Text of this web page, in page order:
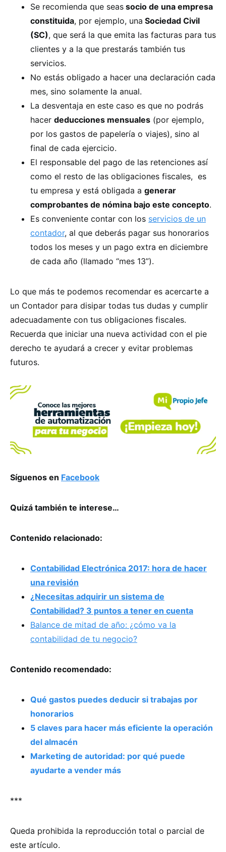
Se recomienda que seas socio de una empresa
constituida, por ejemplo, una Sociedad Civil
(SC), que será la que emita las facturas para tus
clientes y a la que prestarás también tus
servicios.
No estás obligado a hacer una declaración cada
mes, sino solamente la anual.
La desventaja en este caso es que no podrás
hacer deducciones mensuales (por ejemplo,
por los gastos de papelería o viajes), sino al
final de cada ejercicio.
El responsable del pago de las retenciones así
como el resto de las obligaciones fiscales, es
tu empresa y está obligada a generar
comprobantes de nómina bajo este concepto.
Es conveniente contar con los servicios de un
contador, al que deberás pagar sus honorarios
todos los meses y un pago extra en diciembre
de cada año (llamado “mes 13”).
Lo que más te podemos recomendar es acercarte a
un Contador para disipar todas tus dudas y cumplir
adecuadamente con tus obligaciones fiscales.
Recuerda que iniciar una nueva actividad con el pie
derecho te ayudará a crecer y evitar problemas
futuros.
Síguenos en Facebook
Quizá también te interese…
Contenido relacionado:
Contabilidad Electrónica 2017: hora de hacer
una revisión
¿Necesitas adquirir un sistema de
Contabilidad? 3 puntos a tener en cuenta
Balance de mitad de año: ¿cómo va la
contabilidad de tu negocio?
Contenido recomendado:
Qué gastos puedes deducir si trabajas por
honorarios
5 claves para hacer más eficiente la operación
del almacén
Marketing de autoridad: por qué puede
ayudarte a vender más
***
Queda prohibida la reproducción total o parcial de
este artículo.